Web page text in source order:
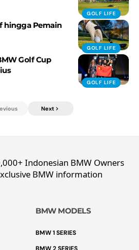
GOLF LIFE
GOLF LIFE
hingga Pemain
GOLF LIFE
Golf Cup
Next
Indonesian BMW Owners
BMW information
BMW MODELS
BMW 1 SERIES